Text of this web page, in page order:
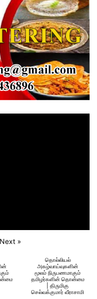
Next »
தொல்லியல்
அகழ்வாய்வுகளின்
மூலம் நிருபணமாகும்
தமிழர்களின் தொன்மை
| திருமிகு
செல்வக்குமார் வீராசாமி